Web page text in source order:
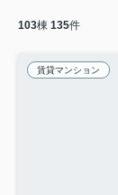
103棟 135件
賃貸マンション